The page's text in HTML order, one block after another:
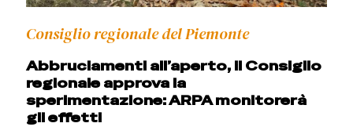
Consiglio regionale del Piemonte
Abbruciamenti all’aperto, il Consiglio
regionale approva la
sperimentazione: ARPA monitorerà
gli effetti